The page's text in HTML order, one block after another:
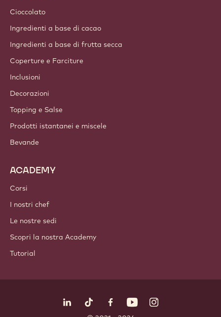
Cioccolato
Ingredienti a base di cacao
Ingredienti a base di frutta secca
Coperture e Farciture
Inclusioni
Decorazioni
Topping e Salse
Prodotti istantanei e miscele
Bevande
ACADEMY
Corsi
I nostri chef
Le nostre sedi
Scopri la nostra Academy
Tutorial
LinkedIn Opens in a new window.
TikTok Opens in a new window.
Facebook Opens in a new
YouTubeInstagram